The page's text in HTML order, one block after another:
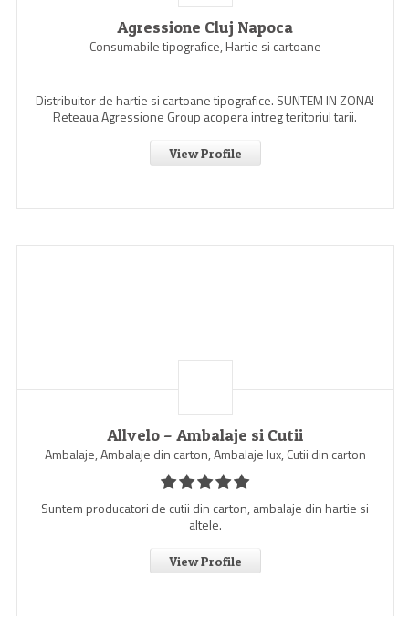
Agressione Cluj Napoca
Consumabile tipografice, Hartie si cartoane
Distribuitor de hartie si cartoane tipografice. SUNTEM IN ZONA!
Reteaua Agressione Group acopera intreg teritoriul tarii.
View Profile
Allvelo – Ambalaje si Cutii
Ambalaje, Ambalaje din carton, Ambalaje lux, Cutii din carton
Suntem producatori de cutii din carton, ambalaje din hartie si
altele.
View Profile